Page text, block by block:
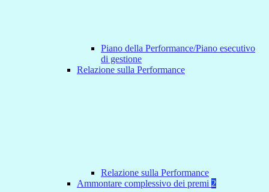
Piano della Performance/Piano esecutivo
di gestione
Relazione sulla Performance
Relazione sulla Performance
Ammontare complessivo dei premi 2